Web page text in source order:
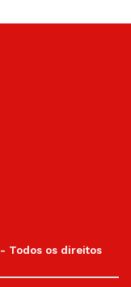
- Todos os direitos